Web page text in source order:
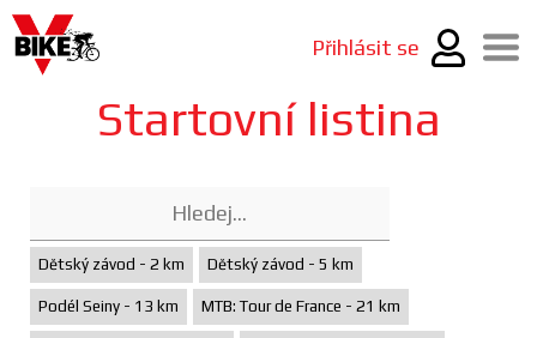
Přihlásit se
Startovní listina
Dětský závod - 2 km Dětský závod - 5 km
Podél Seiny - 13 km MTB: Tour de France - 21 km